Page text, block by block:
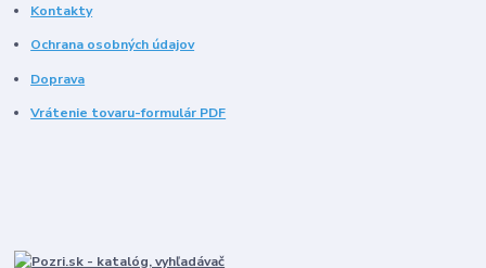
Kontakty
Ochrana osobných údajov
Doprava
Vrátenie tovaru-formulár PDF